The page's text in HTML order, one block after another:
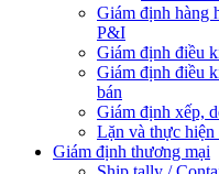
Giám định hàng
P&I
Giám định điều
Giám định điều
bán
Giám định xếp,
Lặn và thực
Giám định thương mại